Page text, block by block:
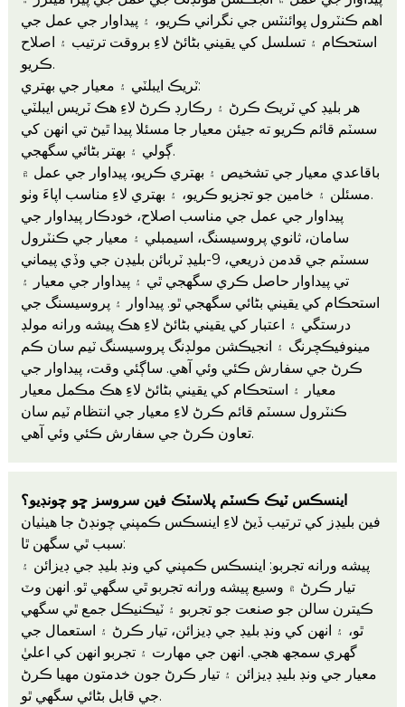
اهم ڪنٽرول پوائنٽس جي نگراني ڪريو، ۽ پيداوار جي عمل جي
استحڪام ۽ تسلسل کي يقيني بڻائڻ لاءِ بروقت ترتيب ۽ اصلاح
ڪريو.
ٽريڪ ايبلٽي ۽ معيار جي بهتري:
هر بليڊ کي ٽريڪ ڪرڻ ۽ رڪارڊ ڪرڻ لاءِ هڪ ٽريس ايبلٽي
سسٽم قائم ڪريو ته جيئن معيار جا مسئلا پيدا ٿيڻ تي انهن کي
ڳولي ۽ بهتر بڻائي سگهجي.
باقاعدي معيار جي تشخيص ۽ بهتري ڪريو، پيداوار جي عمل ۾
مسئلن ۽ خامين جو تجزيو ڪريو، ۽ بهتري لاءِ مناسب اپاءَ وٺو.
پيداوار جي عمل جي مناسب اصلاح، خودڪار پيداوار جي
سامان، ثانوي پروسيسنگ، اسيمبلي ۽ معيار جي ڪنٽرول
سسٽم جي قدمن ذريعي، 9-بليڊ ٽربائن بليڊن جي وڏي پيماني
تي پيداوار حاصل ڪري سگهجي ٿي ۽ پيداوار جي معيار ۽
استحڪام کي يقيني بڻائي سگهجي ٿو. پيداوار ۽ پروسيسنگ جي
درستگي ۽ اعتبار کي يقيني بڻائڻ لاءِ هڪ پيشه ورانه مولڊ
مينوفيڪچرنگ ۽ انجيڪشن مولڊنگ پروسيسنگ ٽيم سان ڪم
ڪرڻ جي سفارش ڪئي وئي آهي. ساڳئي وقت، پيداوار جي
معيار ۽ استحڪام کي يقيني بڻائڻ لاءِ هڪ مڪمل معيار
ڪنٽرول سسٽم قائم ڪرڻ لاءِ معيار جي انتظام ٽيم سان
تعاون ڪرڻ جي سفارش ڪئي وئي آهي.
اينسڪس ٽيڪ ڪسٽم پلاسٽڪ فين سروسز ڇو چونڊيو؟
فين بليڊز کي ترتيب ڏيڻ لاءِ اينسڪس ڪمپني چونڊڻ جا هيٺيان
سبب ٿي سگهن ٿا:
پيشه ورانه تجربو: اينسڪس ڪمپني کي ونڊ بليڊ جي ڊيزائن ۽
تيار ڪرڻ ۾ وسيع پيشه ورانه تجربو ٿي سگهي ٿو. انهن وٽ
ڪيترن سالن جو صنعت جو تجربو ۽ ٽيڪنيڪل جمع ٿي سگهي
ٿو، ۽ انهن کي ونڊ بليڊ جي ڊيزائن، تيار ڪرڻ ۽ استعمال جي
گهري سمجھ هجي. انهن جي مهارت ۽ تجربو انهن کي اعليٰ
معيار جي ونڊ بليڊ ڊيزائن ۽ تيار ڪرڻ جون خدمتون مهيا ڪرڻ
جي قابل بڻائي سگهي ٿو.